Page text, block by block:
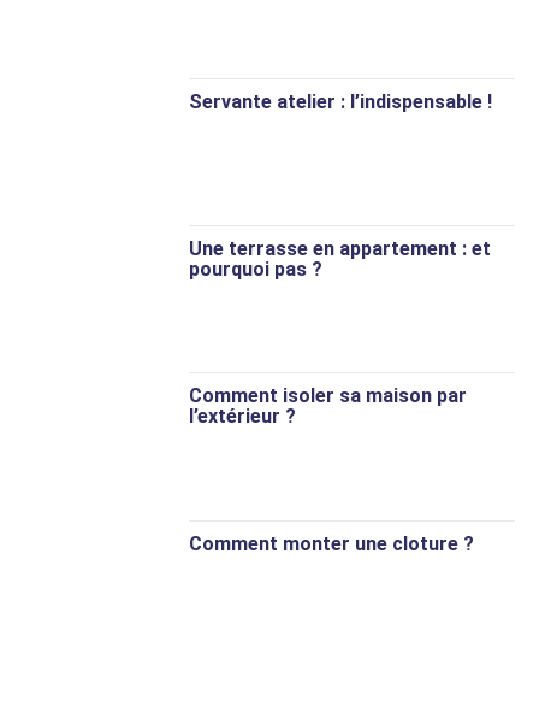
Servante atelier : l’indispensable !
Une terrasse en appartement : et
pourquoi pas ?
Comment isoler sa maison par
l’extérieur ?
Comment monter une cloture ?